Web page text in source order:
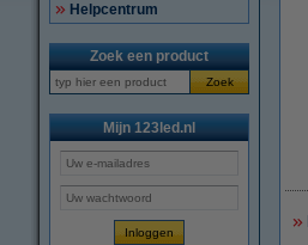
Helpcentrum
Zoek een product
Zoek
Mijn 123led.nl